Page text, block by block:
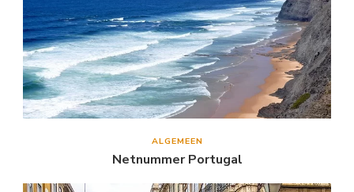
ALGEMEEN
Netnummer Portugal